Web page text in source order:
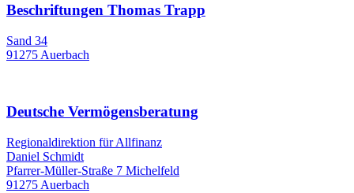
Beschriftungen Thomas Trapp
Sand 34
91275 Auerbach
Deutsche Vermögensberatung
Regionaldirektion für Allfinanz
Daniel Schmidt
Pfarrer-Müller-Straße 7 Michelfeld
91275 Auerbach